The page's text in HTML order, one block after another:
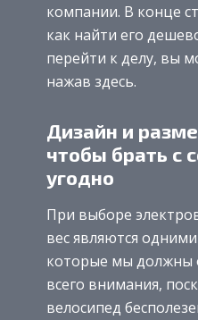
компании. В конце
как найти его
перейти к делу, вы
нажав здесь.
Дизайн и
чтобы брать с
угодно
При выборе
вес являются
которые мы должны
всего внимания,
велосипед